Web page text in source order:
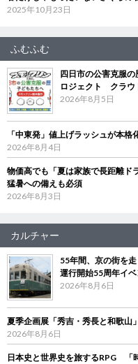
2025年10月23日
ふむふむ
四日市の公害克服
ロジェクト クラウ
2026年8月5日
「中東発」値上げラッシュが本
2026年8月4日
物価高でも「夏は家族で長距離
猛暑への備えも必須
2026年8月3日
カルチャー
55年間、京の街を
運行開始55周年イ
2026年8月6日
夏季企画展「秀吉・秀長と和歌
2026年8月6日
日本史と世界史を旅するRPG 「